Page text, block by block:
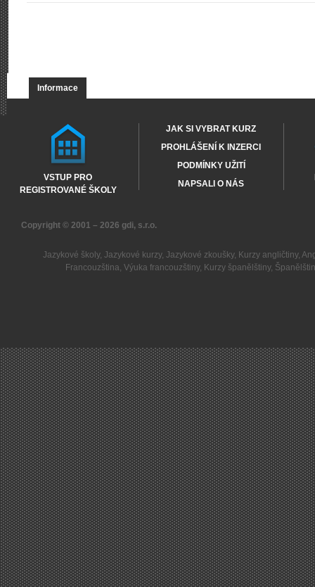
Informace
VSTUP PRO
REGISTROVANÉ ŠKOLY
JAK SI VYBRAT KURZ
PROHLÁŠENÍ K INZERCI
PODMÍNKY UŽITÍ
NAPSALI O NÁS
Copyright © 2001 – 2026 gdi, s.r.o.
Jazykové školy, Jazykové kurzy, Jazykové zkoušky, Kurzy angličtiny,
Francouzština,Výuka francouzštiny, Kurzy španělštiny,